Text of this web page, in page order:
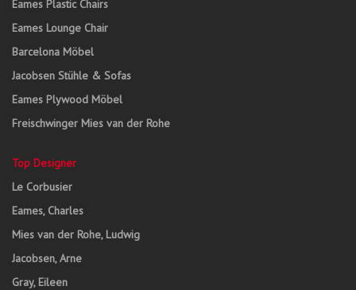
Eames Plastic Chairs
Eames Lounge Chair
Barcelona Möbel
Jacobsen Stühle & Sofas
Eames Plywood Möbel
Freischwinger Mies van der Rohe
Top Designer
Le Corbusier
Eames, Charles
Mies van der Rohe, Ludwig
Jacobsen, Arne
Gray, Eileen